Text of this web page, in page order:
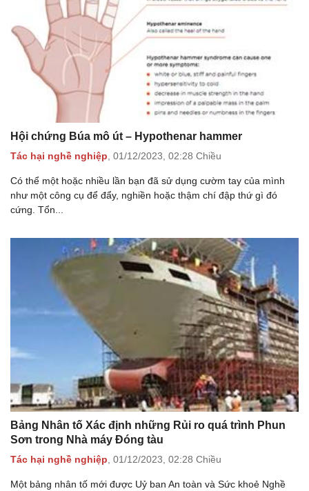
Hội chứng Búa mô út – Hypothenar hammer
Tác hại nghề nghiệp, 01/12/2023, 02:28 Chiều
Có thể một hoặc nhiều lần bạn đã sử dụng cườm tay của mình
như một công cụ để đẩy, nghiền hoặc thậm chí đập thứ gì đó
cứng. Tổn...
Bảng Nhân tố Xác định những Rủi ro quá trình Phun
Sơn trong Nhà máy Đóng tàu
Tác hại nghề nghiệp, 01/12/2023, 02:28 Chiều
Một bảng nhân tố mới được Uỷ ban An toàn và Sức khoẻ Nghề